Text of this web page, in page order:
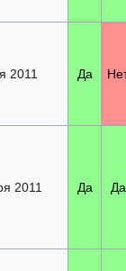
2011 Да
2011 Да Да